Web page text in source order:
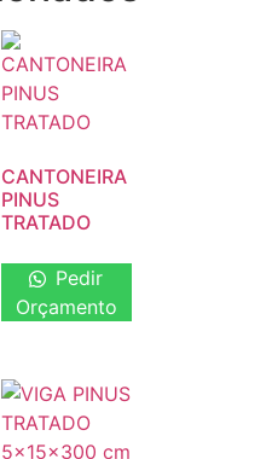
CANTONEIRA
PINUS
TRATADO
Pedir
Orçamento